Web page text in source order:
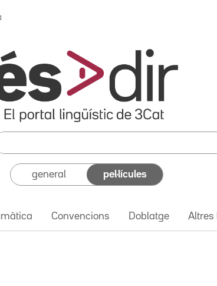
general pel·lícules
Convencions Doblatge Altres